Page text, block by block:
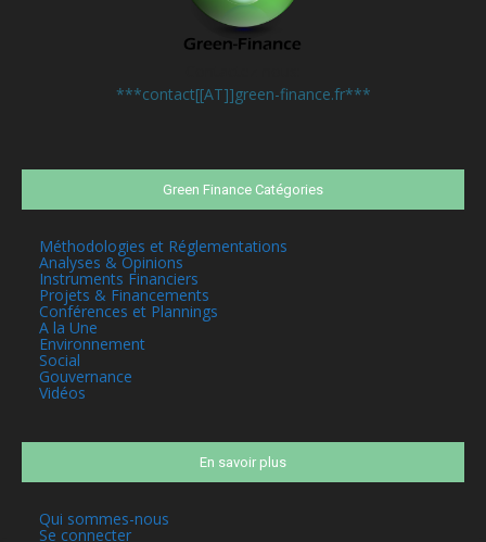
***contact[[AT]]green-finance.fr***
Green Finance Catégories
Méthodologies et Réglementations
Analyses & Opinions
Instruments Financiers
Projets & Financements
Conférences et Plannings
A la Une
Environnement
Social
Gouvernance
Vidéos
En savoir plus
Qui sommes-nous
Se connecter